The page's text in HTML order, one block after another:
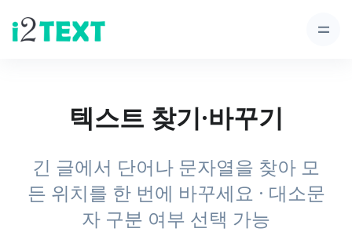
텍스트 찾기·바꾸기
긴 글에서 단어나 문자열을 찾아 모
든 위치를 한 번에 바꾸세요 · 대소문
자 구분 여부 선택 가능